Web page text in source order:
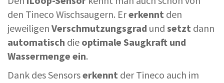
den Tineco Wischsaugern. Ererkennt den
jeweiligen Verschmutzungsgrad und setzt dann
automatisch die optimale Saugkraft und
Wassermenge ein.
Dank des Sensorserkennt der Tineco auch im